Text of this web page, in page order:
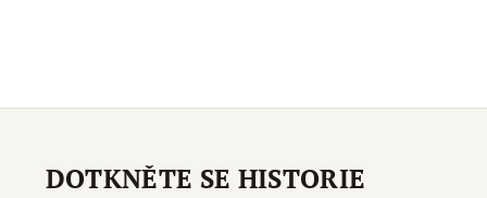
DOTKNĚTE SE HISTORIE